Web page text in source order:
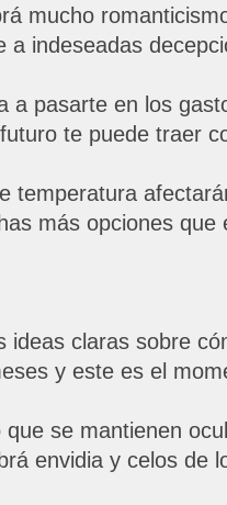
mucho
a indeseadas
a pasarte en los
te puede traer
temperatura
más opciones que
ideas claras sobre
y este es el
se mantienen
envidia y celos de